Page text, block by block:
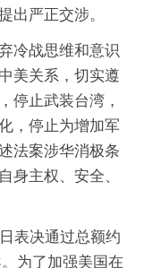
出严正交涉。
战思维和意识
美关系，切实遵
停止武装台湾，
，停止为增加军
法案涉华消极条
身主权、安全、
表决通过总额约
为了加强美国在